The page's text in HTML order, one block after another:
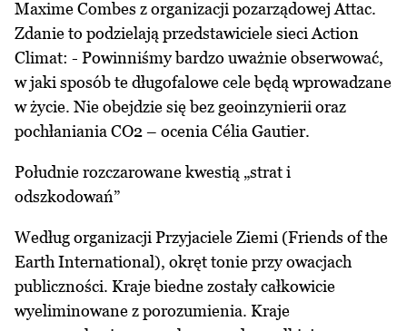
Maxime Combes z organizacji pozarządowej Attac.
Zdanie to podzielają przedstawiciele sieci Action
Climat: - Powinniśmy bardzo uważnie obserwować,
w jaki sposób te długofalowe cele będą wprowadzane
w życie. Nie obejdzie się bez geoinzynierii oraz
pochłaniania CO2 – ocenia Célia Gautier.
Południe rozczarowane kwestią „strat i
odszkodowań”
Według organizacji Przyjaciele Ziemi (Friends of the
Earth International), okręt tonie przy owacjach
publiczności. Kraje biedne zostały całkowicie
wyeliminowane z porozumienia. Kraje